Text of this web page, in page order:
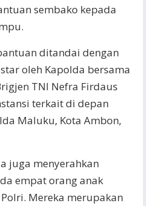
sembako kepada
ditandai dengan
oleh Kapolda bersama
TNI Nefra Firdaus
terkait di depan
Maluku, Kota Ambon,
juga menyerahkan
empat orang anak
Mereka merupakan